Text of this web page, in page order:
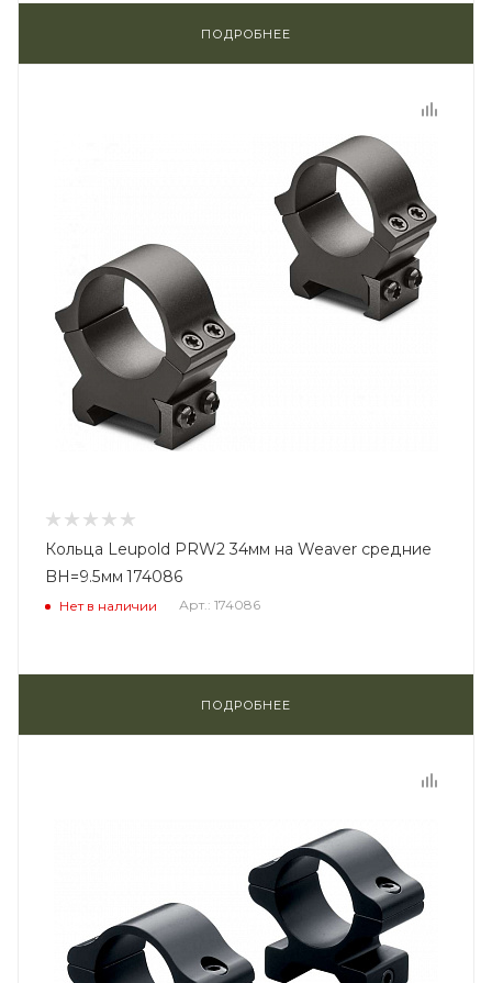
ПОДРОБНЕЕ
Кольца Leupold PRW2 34мм на Weaver средние
BH=9.5мм 174086
Нет в наличии Арт.: 174086
ПОДРОБНЕЕ